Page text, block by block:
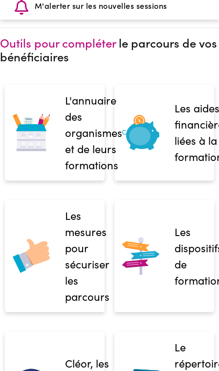
M'alerter sur les nouvelles sessions
Outils pour compléterle parcours de vos
bénéficiaires
L'annuaire
des
organismes
et de leurs
formations
Les aides
liées à la
Les
mesures
pour
sécuriser
les
parcours
Les
de
Cléor, les
Le